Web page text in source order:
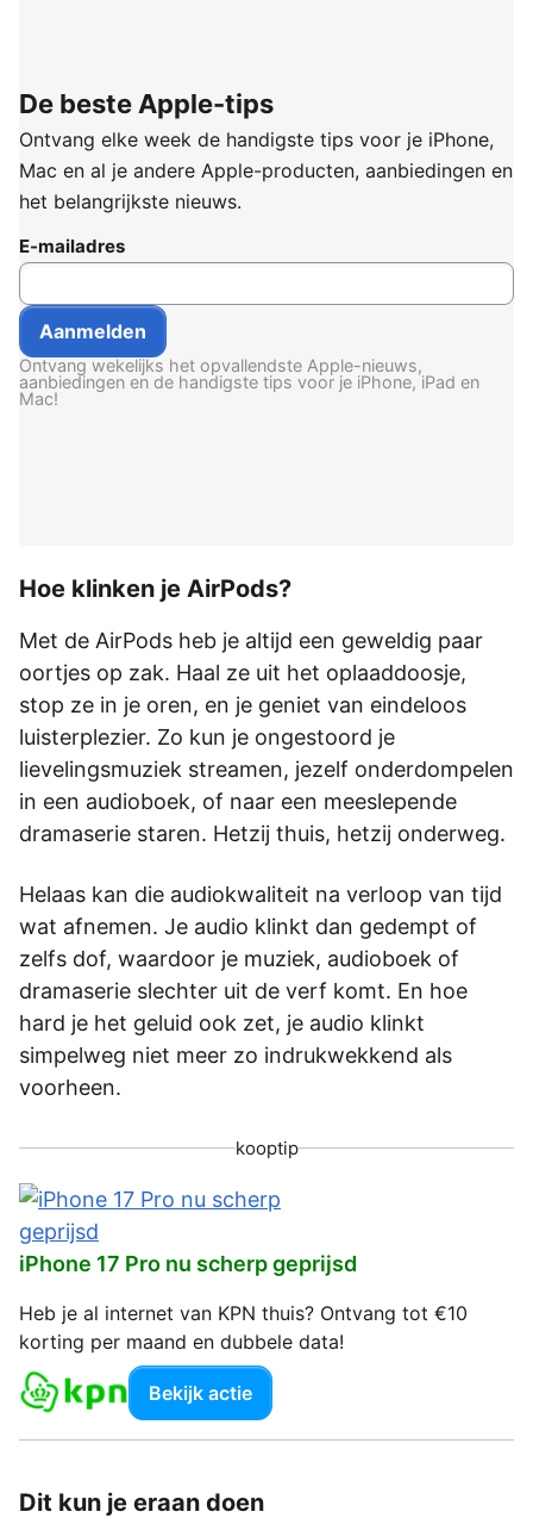
De beste Apple-tips
Ontvang elke week de handigste tips voor je iPhone,
Mac en al je andere Apple-producten, aanbiedingen en
het belangrijkste nieuws.
E-mailadres
Ontvang wekelijks het opvallendste Apple-nieuws,
aanbiedingen en de handigste tips voor je iPhone, iPad en
Mac!
Hoe klinken je AirPods?
Met de AirPods heb je altijd een geweldig paar
oortjes op zak. Haal ze uit het oplaaddoosje,
stop ze in je oren, en je geniet van eindeloos
luisterplezier. Zo kun je ongestoord je
lievelingsmuziek streamen, jezelf onderdompelen
in een audioboek, of naar een meeslepende
dramaserie staren. Hetzij thuis, hetzij onderweg.
Helaas kan die audiokwaliteit na verloop van tijd
wat afnemen. Je audio klinkt dan gedempt of
zelfs dof, waardoor je muziek, audioboek of
dramaserie slechter uit de verf komt. En hoe
hard je het geluid ook zet, je audio klinkt
simpelweg niet meer zo indrukwekkend als
voorheen.
kooptip
iPhone 17 Pro nu scherp geprijsd
Heb je al internet van KPN thuis? Ontvang tot €10
korting per maand en dubbele data!
Bekijk actie
Dit kun je eraan doen